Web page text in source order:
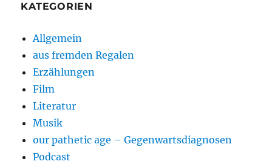
KATEGORIEN
Allgemein
aus fremden Regalen
Erzählungen
Film
Literatur
Musik
our pathetic age – Gegenwartsdiagnosen
Podcast